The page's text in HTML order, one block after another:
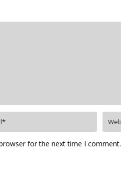
for the next time I comment.